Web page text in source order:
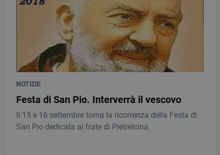
NOTIZIE
Festa di San Pio. Interverrà il vescovo
Il 15 e 16 settembre torna la ricorrenza della Festa di
San Pio dedicata al frate di Pietrelcina.